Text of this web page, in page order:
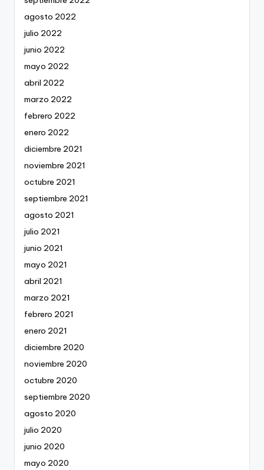
agosto 2022
julio 2022
junio 2022
mayo 2022
abril 2022
marzo 2022
febrero 2022
enero 2022
diciembre 2021
noviembre 2021
octubre 2021
septiembre 2021
agosto 2021
julio 2021
junio 2021
mayo 2021
abril 2021
marzo 2021
febrero 2021
enero 2021
diciembre 2020
noviembre 2020
octubre 2020
septiembre 2020
agosto 2020
julio 2020
junio 2020
mayo 2020